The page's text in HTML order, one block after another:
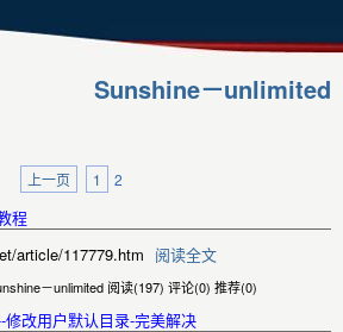
Sunshine－unlimited
上一页 1 2
程
article/117779.htm 阅读全文
－unlimited 阅读(197) 评论(0) 推荐(0)
改用户默认目录-完美解决